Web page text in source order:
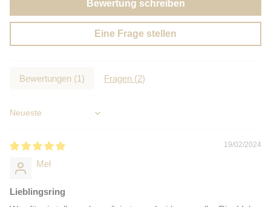
Bewertung schreiben
Eine Frage stellen
Bewertungen (1) Fragen (2)
Sort by
19/02/2024
Mel
Lieblingsring